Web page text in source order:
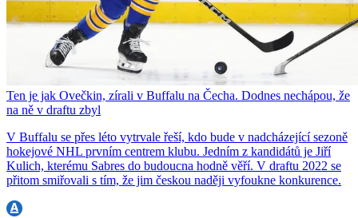
Ten je jak Ovečkin, zírali v Buffalu na Čecha. Dodnes nechápou, že
na ně v draftu zbyl
V Buffalu se přes léto vytrvale řeší, kdo bude v nadcházející sezoně
hokejové NHL prvním centrem klubu. Jedním z kandidátů je Jiří
Kulich, kterému Sabres do budoucna hodně věří. V draftu 2022 se
přitom smiřovali s tím, že jim českou naději vyfoukne konkurence.